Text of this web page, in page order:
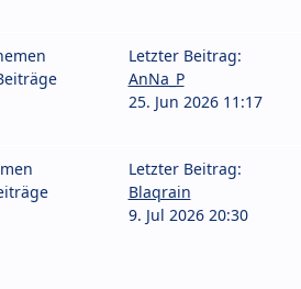
Letzter Beitrag:
AnNa_P
25. Jun 2026 11:17
Letzter Beitrag:
Blaqrain
9. Jul 2026 20:30